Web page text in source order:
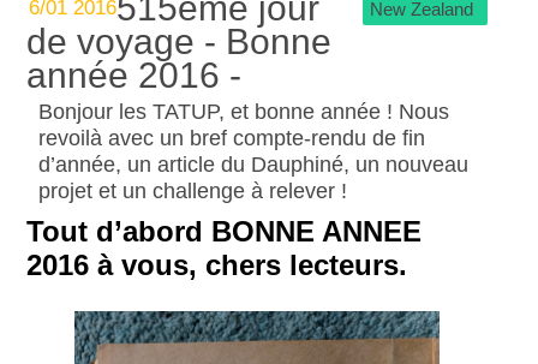
New Zealand
6/01 2016515ème jour
de voyage - Bonne
année 2016 -
Bonjour les TATUP, et bonne année ! Nous
revoilà avec un bref compte-rendu de fin
d’année, un article du Dauphiné, un nouveau
projet et un challenge à relever !
Tout d’abord BONNE ANNEE
2016 à vous, chers lecteurs.